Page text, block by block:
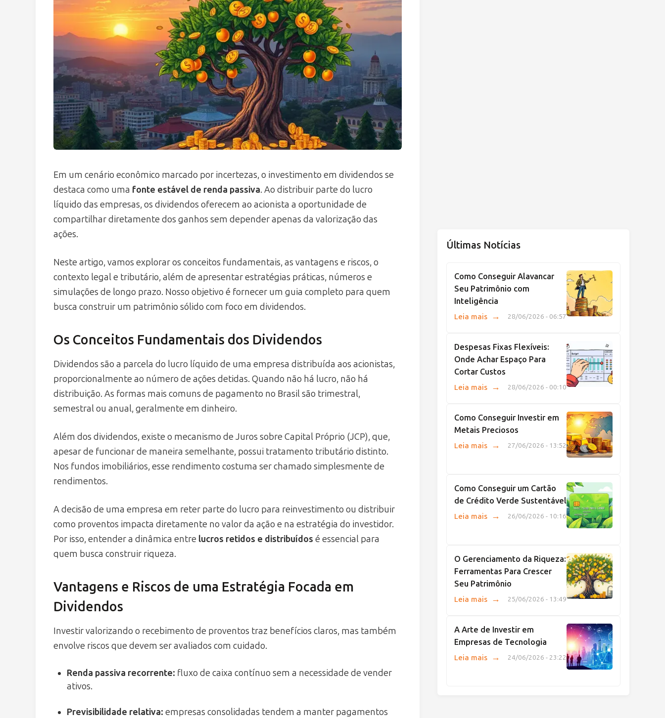
Em um cenário econômico marcado por incertezas, o investimento em dividendos se
destaca como uma fonte estável de renda passiva. Ao distribuir parte do lucro
líquido das empresas, os dividendos oferecem ao acionista a oportunidade de
compartilhar diretamente dos ganhos sem depender apenas da valorização das
ações.
Neste artigo, vamos explorar os conceitos fundamentais, as vantagens e riscos, o
contexto legal e tributário, além de apresentar estratégias práticas, números e
simulações de longo prazo. Nosso objetivo é fornecer um guia completo para quem
busca construir um patrimônio sólido com foco em dividendos.
Os Conceitos Fundamentais dos Dividendos
Dividendos são a parcela do lucro líquido de uma empresa distribuída aos acionistas,
proporcionalmente ao número de ações detidas. Quando não há lucro, não há
distribuição. As formas mais comuns de pagamento no Brasil são trimestral,
semestral ou anual, geralmente em dinheiro.
Além dos dividendos, existe o mecanismo de Juros sobre Capital Próprio (JCP), que,
apesar de funcionar de maneira semelhante, possui tratamento tributário distinto.
Nos fundos imobiliários, esse rendimento costuma ser chamado simplesmente de
rendimentos.
A decisão de uma empresa em reter parte do lucro para reinvestimento ou distribuir
como proventos impacta diretamente no valor da ação e na estratégia do investidor.
Por isso, entender a dinâmica entre lucros retidos e distribuídos é essencial para
quem busca construir riqueza.
Vantagens e Riscos de uma Estratégia Focada em
Dividendos
Investir valorizando o recebimento de proventos traz benefícios claros, mas também
envolve riscos que devem ser avaliados com cuidado.
Renda passiva recorrente: fluxo de caixa contínuo sem a necessidade de vender
ativos.
Previsibilidade relativa: empresas consolidadas tendem a manter pagamentos
Últimas Notícias
Como Conseguir Alavancar
Seu Patrimônio com
Inteligência
28/06/2026 - 06:57
Leia mais →
Despesas Fixas Flexíveis:
Onde Achar Espaço Para
Cortar Custos
28/06/2026 - 00:10
Leia mais →
Como Conseguir Investir em
Metais Preciosos
27/06/2026 - 13:52
Leia mais →
Como Conseguir um Cartão
de Crédito Verde Sustentável
26/06/2026 - 10:16
Leia mais →
O Gerenciamento da Riqueza:
Ferramentas Para Crescer
Seu Patrimônio
25/06/2026 - 13:49
Leia mais →
A Arte de Investir em
Empresas de Tecnologia
24/06/2026 - 23:22
Leia mais →